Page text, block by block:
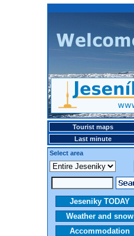
Tourist maps
Last minute
Select area
Jeseniky TODAY
Weather and snow
Accommodation